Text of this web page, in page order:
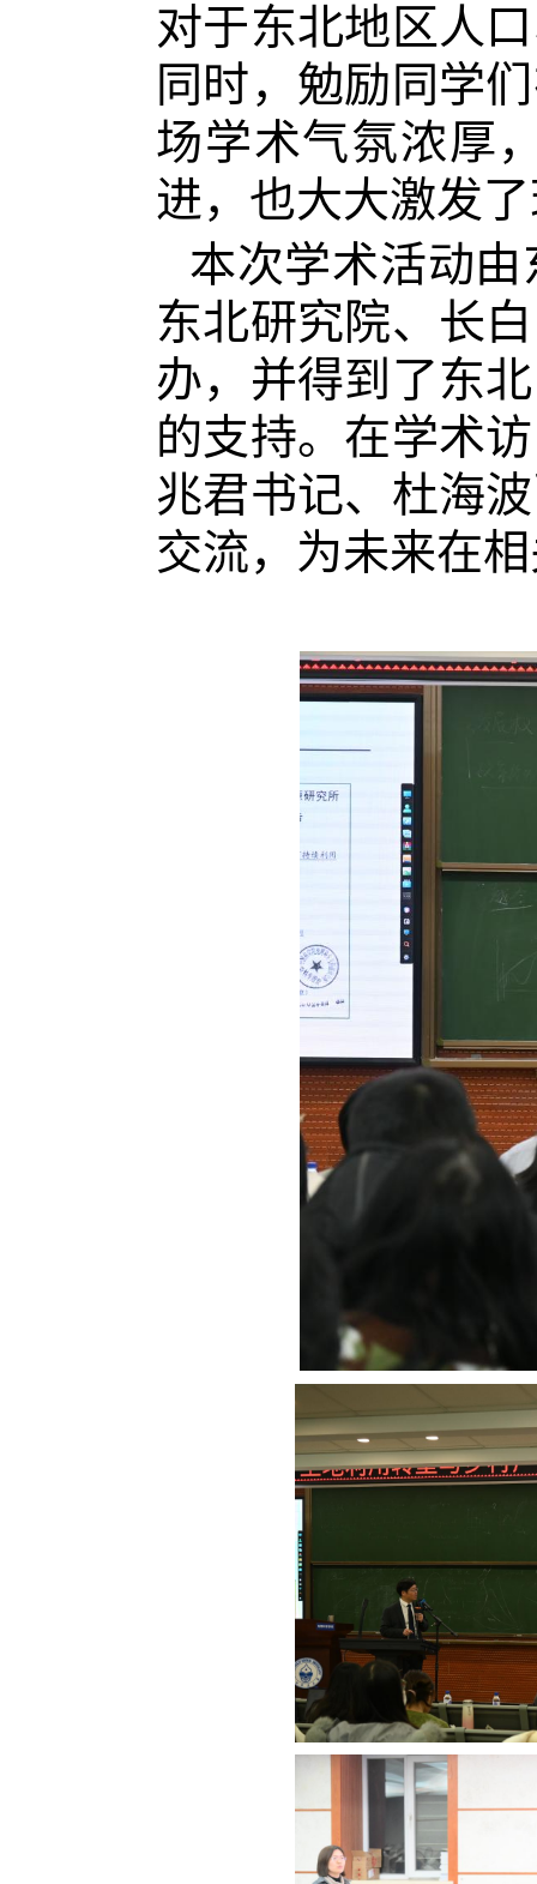
对于东北地区人
同时，勉励同学
场学术气氛浓厚
进，也大大激发
本次学术活动
东北研究院、长
办，并得到了东
的支持。在学术
兆君书记、杜海
交流，为未来在